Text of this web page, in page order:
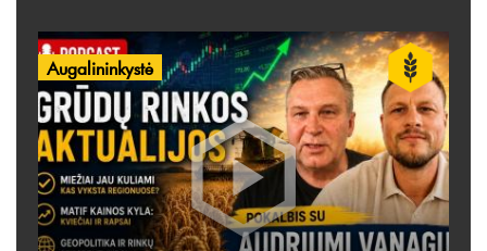
Augalininkystė